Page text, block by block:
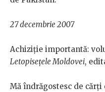
27 decembrie 2007
Achiziție importantă:
Letopisețele Moldovei,
Mă îndrăgostesc de